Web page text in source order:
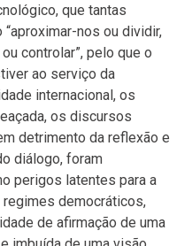
que tantas
nos ou dividir,
controlar”, pelo que o
ao serviço da
internacional, os
os discursos
detrimento da reflexão e
diálogo, foram
perigos latentes para a
democráticos,
de afirmação de uma